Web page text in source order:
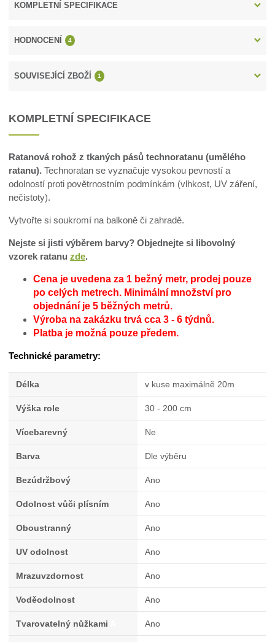
KOMPLETNÍ SPECIFIKACE
HODNOCENÍ 4
SOUVISEJÍCÍ ZBOŽÍ 1
KOMPLETNÍ SPECIFIKACE
Ratanová rohož z tkaných pásů technoratanu (umělého
ratanu). Technoratan se vyznačuje vysokou pevností a
odolností proti povětrnostním podmínkám (vlhkost, UV záření,
nečistoty).
Vytvořte si soukromí na balkoně či zahradě.
Nejste si jisti výběrem barvy? Objednejte si libovolný
vzorek ratanuzde.
Cena je uvedena za 1 bežný metr, prodej pouze
po celých metrech. Minimální množství pro
objednání je 5 běžných metrů.
Výroba na zakázku trvá cca 3 - 6 týdnů.
Platba je možná pouze předem.
Technické parametry:
Délka v kuse maximálně 20m
Výška role 30 - 200 cm
Vícebarevný Ne
Barva Dle výběru
Bezúdržbový Ano
Odolnost vůči plísním Ano
Oboustranný Ano
UV odolnost Ano
Mrazuvzdornost Ano
Voděodolnost Ano
Tvarovatelný nůžkami Ano